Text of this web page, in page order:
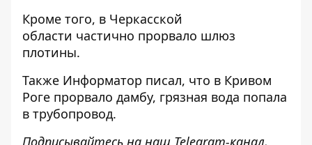
Кроме того, в Черкасской
области частично прорвало шлюз
плотины.
Также Информатор писал, что в Кривом
Роге прорвало дамбу, грязная вода попала
в трубопровод.
Подписывайтесь на наш Telegram-канал,